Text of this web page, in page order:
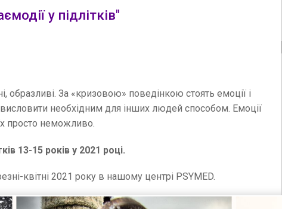
у підлітків"
образливі. За «кризовою» поведінкою стоять емоції і
висловити необхідним для інших людей способом. Емоції
просто неможливо.
13-15 років у 2021 році.
квітні 2021 року в нашому центрі PSYMED.